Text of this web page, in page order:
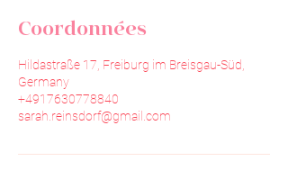
Coordonnées
Hildastraße 17, Freiburg im Breisgau-Süd,
Germany
+4917630778840
sarah.reinsdorf@gmail.com